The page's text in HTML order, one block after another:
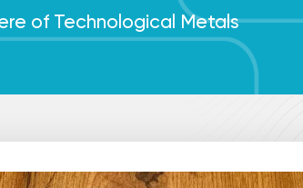
of Technological Metals